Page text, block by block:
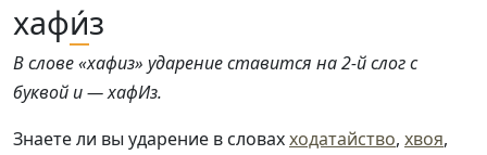
хафи́з
В слове «хафиз» ударение ставится на 2-й слог с
буквой и — хафИз.
Знаете ли вы ударение в словахходатайство, хвоя,